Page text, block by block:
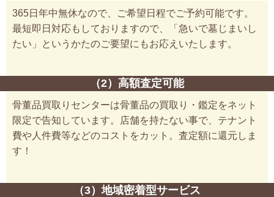
365日年中無休なので、ご希望日程でご予約可能です。
最短即日対応もしておりますので、「急いで墓じまいし
たい」というかたのご要望にもお応えいたします。
（2）高額査定可能
骨董品買取りセンターは骨董品の買取り・鑑定をネット
限定で告知しています。店舗を持たない事で、テナント
費や人件費等などのコストをカット。査定額に還元しま
す！
（3）地域密着型サービス